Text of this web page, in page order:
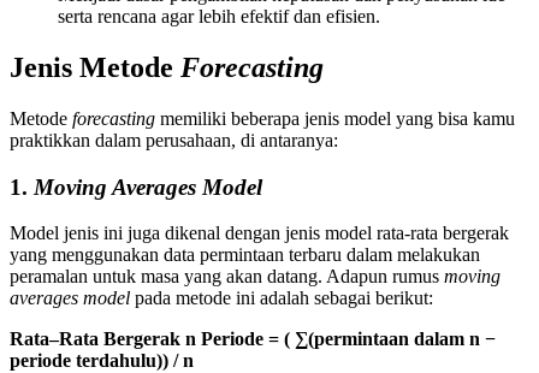
serta rencana agar lebih efektif dan efisien.
Jenis Metode Forecasting
Metode forecasting memiliki beberapa jenis model yang bisa kamu
praktikkan dalam perusahaan, di antaranya:
1. Moving Averages Model
Model jenis ini juga dikenal dengan jenis model rata-rata bergerak
yang menggunakan data permintaan terbaru dalam melakukan
peramalan untuk masa yang akan datang. Adapun rumus moving
averages model pada metode ini adalah sebagai berikut:
Rata–Rata Bergerak n Periode = ( ∑(permintaan dalam n −
periode terdahulu)) / n